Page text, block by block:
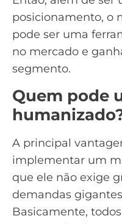
posicionamento, o
pode ser uma
no mercado e
segmento.
Quem pode
A principal
implementar um
que ele não exige
demandas
Basicamente,